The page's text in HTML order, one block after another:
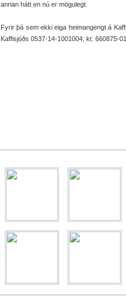
annan hátt en nú er mögulegt.
Fyrir þá sem ekki eiga heimangengt á
Kaffisjóðs 0537-14-1001004; kt. 660875-